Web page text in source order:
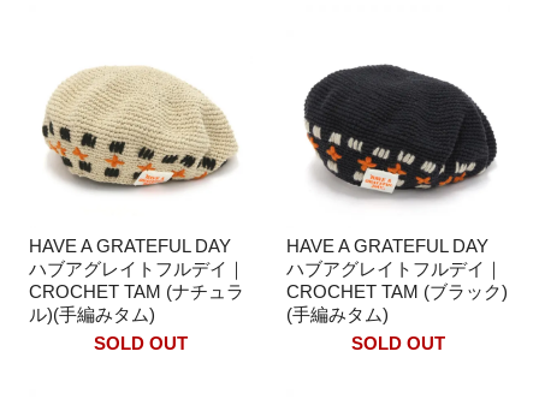
HAVE A GRATEFUL DAY
ハブアグレイトフルデイ｜
CROCHET TAM (ナチュラ
ル)(手編みタム)
SOLD OUT
HAVE A GRATEFUL DAY
ハブアグレイトフルデイ｜
CROCHET TAM (ブラック)
(手編みタム)
SOLD OUT